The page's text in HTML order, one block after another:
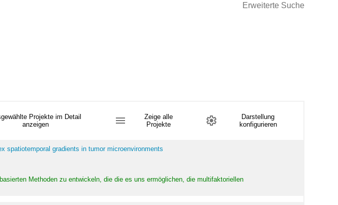
Erweiterte Suche
Projekte im Detail
anzeigen
Zeige alle
Projekte
Darstellung
konfigurieren
spatiotemporal gradients in tumor microenvironments
Methoden zu entwickeln, die die es uns ermöglichen, die multifaktoriellen